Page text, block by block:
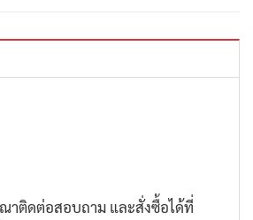
าติดต่อสอบถาม และสั่งซื้อได้ที่